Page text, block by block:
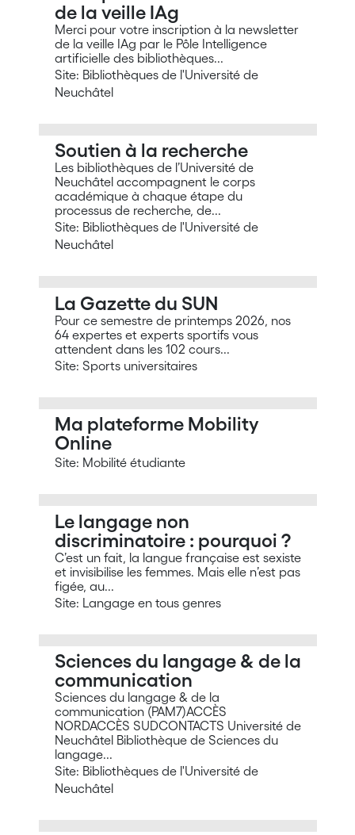
de la veille IAg
Merci pour votre inscription à la newsletter
de la veille IAg par le Pôle Intelligence
artificielle des bibliothèques...
Site: Bibliothèques de l'Université de
Neuchâtel
Soutien à la recherche
Les bibliothèques de l’Université de
Neuchâtel accompagnent le corps
académique à chaque étape du
processus de recherche, de...
Site: Bibliothèques de l'Université de
Neuchâtel
La Gazette du SUN
Pour ce semestre de printemps 2026, nos
64 expertes et experts sportifs vous
attendent dans les 102 cours...
Site: Sports universitaires
Ma plateforme Mobility
Online
Site: Mobilité étudiante
Le langage non
discriminatoire : pourquoi ?
C’est un fait, la langue française est sexiste
et invisibilise les femmes. Mais elle n’est pas
figée, au...
Site: Langage en tous genres
Sciences du langage & de la
communication
Sciences du langage & de la
communication (PAM7)ACCÈS
NORDACCÈS SUDCONTACTS Université de
Neuchâtel Bibliothèque de Sciences du
langage...
Site: Bibliothèques de l'Université de
Neuchâtel